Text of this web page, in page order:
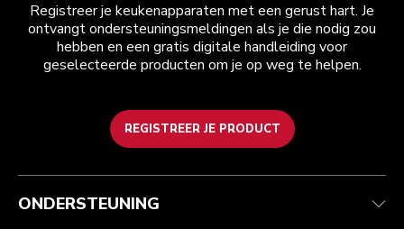
Registreer je keukenapparaten met een gerust hart. Je
ontvangt ondersteuningsmeldingen als je die nodig zou
hebben en een gratis digitale handleiding voor
geselecteerde producten om je op weg te helpen.
REGISTREER JE PRODUCT
Health check
Je bestelling volgen
Garantie en documenten
Algemene voorwaarden
Retournering en terugbetaling
Imprint
Het merk
Zoek een winkel
ONDERSTEUNING